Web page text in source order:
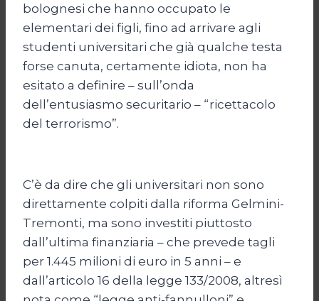
bolognesi che hanno occupato le
elementari dei figli, fino ad arrivare agli
studenti universitari che già qualche testa
forse canuta, certamente idiota, non ha
esitato a definire – sull’onda
dell’entusiasmo securitario – “ricettacolo
del terrorismo”.
C’è da dire che gli universitari non sono
direttamente colpiti dalla riforma Gelmini-
Tremonti, ma sono investiti piuttosto
dall’ultima finanziaria – che prevede tagli
per 1.445 milioni di euro in 5 anni – e
dall’articolo 16 della legge 133/2008, altresì